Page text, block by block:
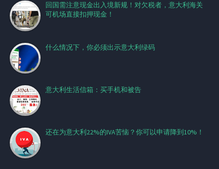
回国需注意现金出入境新规！对欠税者，意大利海关
可机场直接扣押现金！
什么情况下，你必须出示意大利绿码
意大利生活信箱：买手机和被告
还在为意大利22%的IVA苦恼？你可以申请降到10%！